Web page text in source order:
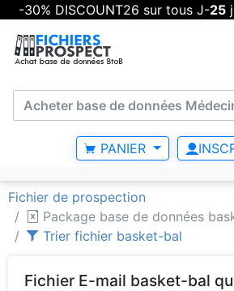
-30% DISCOUNT26 sur tous J-25
PANIER
Fichier de prospection
Package base de données
Trier fichier basket-bal
Fichier E-mail basket-bal